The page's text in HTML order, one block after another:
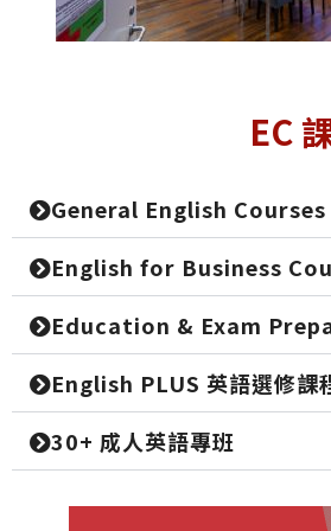
EC
General English Courses
English for Business
Education & Exam
English PLUS 英語選修課
30+ 成人英語專班